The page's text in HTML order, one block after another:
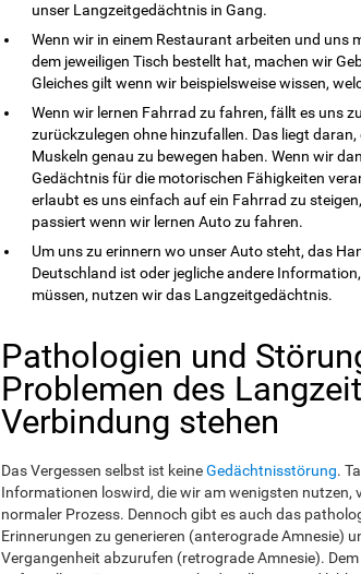
unser Langzeitgedächtnis in Gang.
Wenn wir in einem Restaurant arbeiten und uns
dem jeweiligen Tisch bestellt hat, machen wir
Gleiches gilt wenn wir beispielsweise wissen,
Wenn wir lernen Fahrrad zu fahren, fällt es uns
zurückzulegen ohne hinzufallen. Das liegt
Muskeln genau zu bewegen haben. Wenn wir
Gedächtnis für die motorischen Fähigkeiten
erlaubt es uns einfach auf ein Fahrrad zu
passiert wenn wir lernen Auto zu fahren.
Um uns zu erinnern wo unser Auto steht, das
Deutschland ist oder jegliche andere
müssen, nutzen wir das Langzeitgedächtnis.
Pathologien und
Problemen des
Verbindung stehen
Das Vergessen selbst ist keineGedächtnisstörung.
Informationen loswird, die wir am wenigsten nutzen,
normaler Prozess. Dennoch gibt es auch das
Erinnerungen zu generieren (anterograde Amnesie)
Vergangenheit abzurufen (retrograde Amnesie).